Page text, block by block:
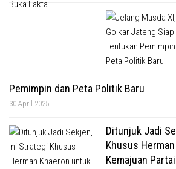
Pemimpin dan Peta Politik Baru
30 April 2025
Ditunjuk Jadi
Khusus
Kemajuan